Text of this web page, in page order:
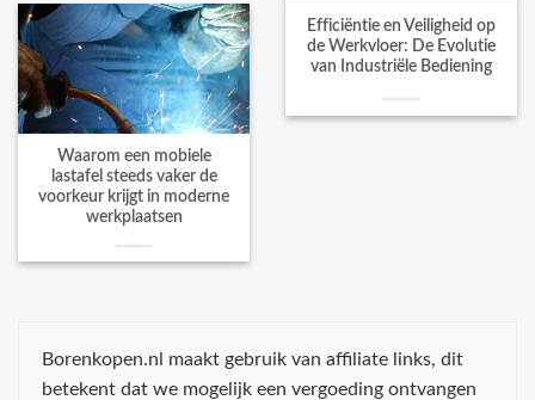
Waarom een mobiele
lastafel steeds vaker de
voorkeur krijgt in moderne
werkplaatsen
Efficiëntie en Veiligheid op
de Werkvloer: De Evolutie
van Industriële Bediening
Borenkopen.nl maakt gebruik van affiliate links, dit
betekent dat we mogelijk een vergoeding ontvangen